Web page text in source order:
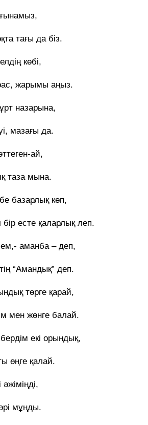
тағы да біз.
көбі,
жарымы аңыз.
назарына,
мазағы да.
ай,
таза мына.
базарлық көп,
есте қаларлық леп.
аманба – деп,
“Амандық” деп.
төрге қарай,
мен жөнге балай.
екі орындық,
өңге қалай.
мұңды.